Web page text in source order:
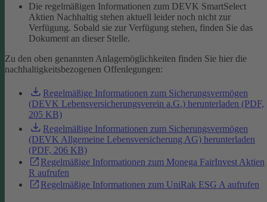
Die regelmäßigen Informationen zum DEVK SmartSelect
Aktien Nachhaltig stehen aktuell leider noch nicht zur
Verfügung. Sobald sie zur Verfügung stehen, finden Sie das
Dokument an dieser Stelle.
Zu den oben genannten Anlagemöglichkeiten finden Sie hier die
nachhaltigkeitsbezogenen Offenlegungen:
Regelmäßige Informationen zum Sicherungsvermögen
(DEVK Lebensversicherungsverein a.G.) herunterladen (PDF,
205 KB)
Regelmäßige Informationen zum Sicherungsvermögen
(DEVK Allgemeine Lebensversicherung AG) herunterladen
(PDF, 206 KB)
Regelmäßige Informationen zum Monega FairInvest Aktien
R aufrufen
Regelmäßige Informationen zum UniRak ESG A aufrufen